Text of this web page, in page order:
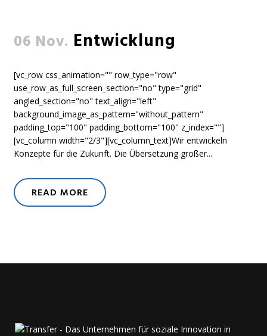
06 Nov. Entwicklung
[vc_row css_animation="" row_type="row"
use_row_as_full_screen_section="no" type="grid"
angled_section="no" text_align="left"
background_image_as_pattern="without_pattern"
padding_top="100" padding_bottom="100" z_index=""]
[vc_column width="2/3"][vc_column_text]Wir entwickeln
Konzepte für die Zukunft. Die Übersetzung großer...
READ MORE